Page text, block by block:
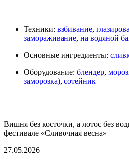
Техники: взбивание,
замораживание, на водяной
Основные ингредиенты:
Оборудование: блендер,
заморозка), сотейник
Вишня без косточки, а лотос без
фестивале «Сливочная весна»
27.05.2026